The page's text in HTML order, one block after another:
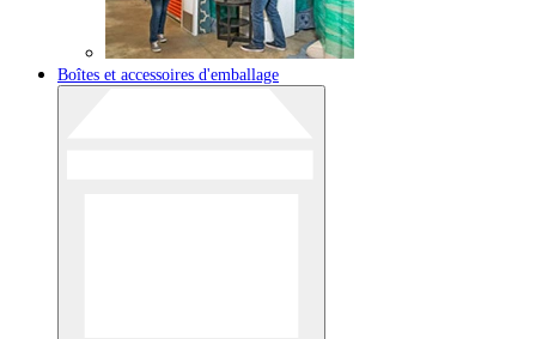
Boîtes et accessoires d'emballage